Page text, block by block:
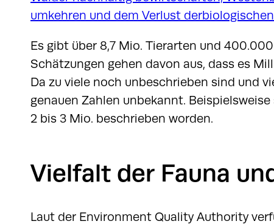
Es gibt über 8,7 Mio. Tierarten und
Schätzungen gehen davon aus, dass es
Da zu viele noch unbeschrieben sind und
genauen Zahlen unbekannt.
2 bis 3 Mio. beschrieben worden.
Vielfalt der Fauna
Laut der Environment Quality Authority